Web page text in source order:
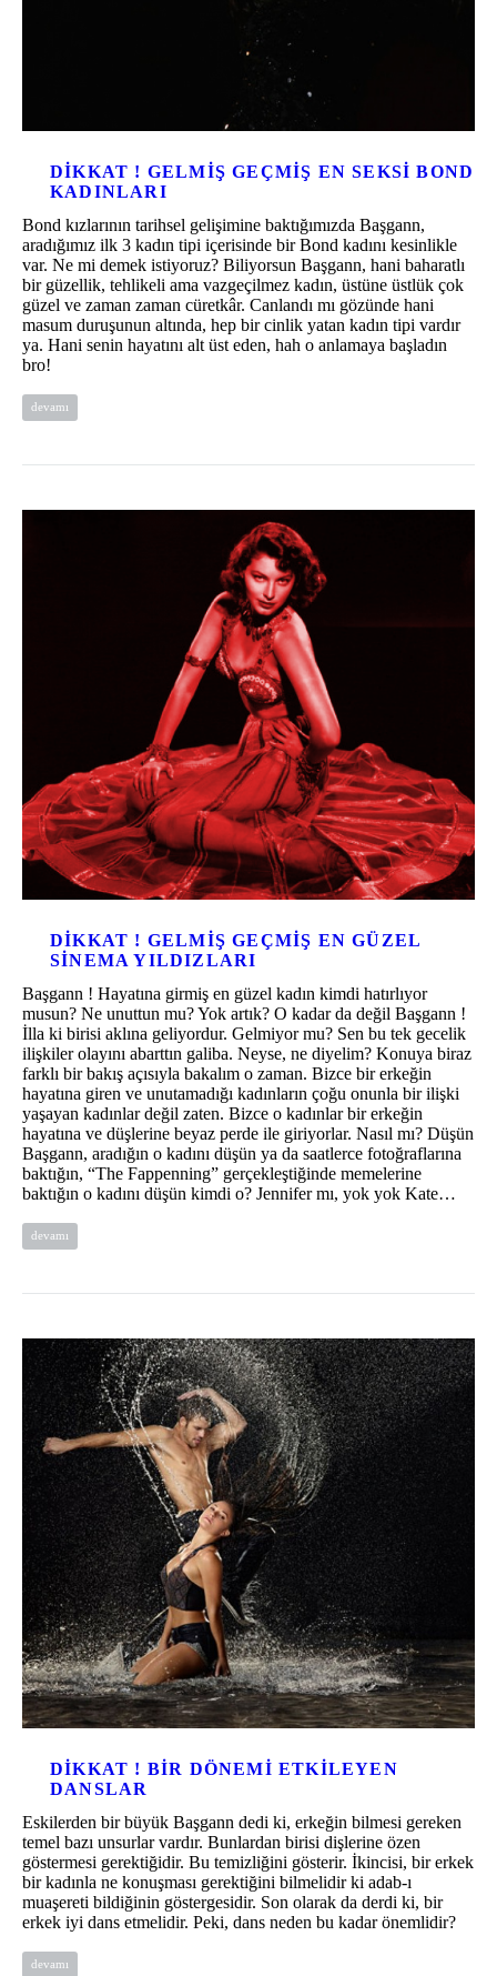
DIKKAT ! GELMIŞ GEÇMIŞ EN SEKSI BOND
KADINLARI
Bond kızlarının tarihsel gelişimine baktığımızda Başgann,
aradığımız ilk 3 kadın tipi içerisinde bir Bond kadını kesinlikle
var. Ne mi demek istiyoruz? Biliyorsun Başgann, hani baharatlı
bir güzellik, tehlikeli ama vazgeçilmez kadın, üstüne üstlük çok
güzel ve zaman zaman cüretkâr. Canlandı mı gözünde hani
masum duruşunun altında, hep bir cinlik yatan kadın tipi vardır
ya. Hani senin hayatını alt üst eden, hah o anlamaya başladın
bro!
devamı
DIKKAT ! GELMIŞ GEÇMIŞ EN GÜZEL
SINEMA YILDIZLARI
Başgann ! Hayatına girmiş en güzel kadın kimdi hatırlıyor
musun? Ne unuttun mu? Yok artık? O kadar da değil Başgann !
İlla ki birisi aklına geliyordur. Gelmiyor mu? Sen bu tek gecelik
ilişkiler olayını abarttın galiba. Neyse, ne diyelim? Konuya biraz
farklı bir bakış açısıyla bakalım o zaman. Bizce bir erkeğin
hayatına giren ve unutamadığı kadınların çoğu onunla bir ilişki
yaşayan kadınlar değil zaten. Bizce o kadınlar bir erkeğin
hayatına ve düşlerine beyaz perde ile giriyorlar. Nasıl mı? Düşün
Başgann, aradığın o kadını düşün ya da saatlerce fotoğraflarına
baktığın, “The Fappenning” gerçekleştiğinde memelerine
baktığın o kadını düşün kimdi o? Jennifer mı, yok yok Kate…
devamı
DIKKAT ! BIR DÖNEMI ETKILEYEN
DANSLAR
Eskilerden bir büyük Başgann dedi ki, erkeğin bilmesi gereken
temel bazı unsurlar vardır. Bunlardan birisi dişlerine özen
göstermesi gerektiğidir. Bu temizliğini gösterir. İkincisi, bir erkek
bir kadınla ne konuşması gerektiğini bilmelidir ki adab-ı
muaşereti bildiğinin göstergesidir. Son olarak da derdi ki, bir
erkek iyi dans etmelidir. Peki, dans neden bu kadar önemlidir?
devamı